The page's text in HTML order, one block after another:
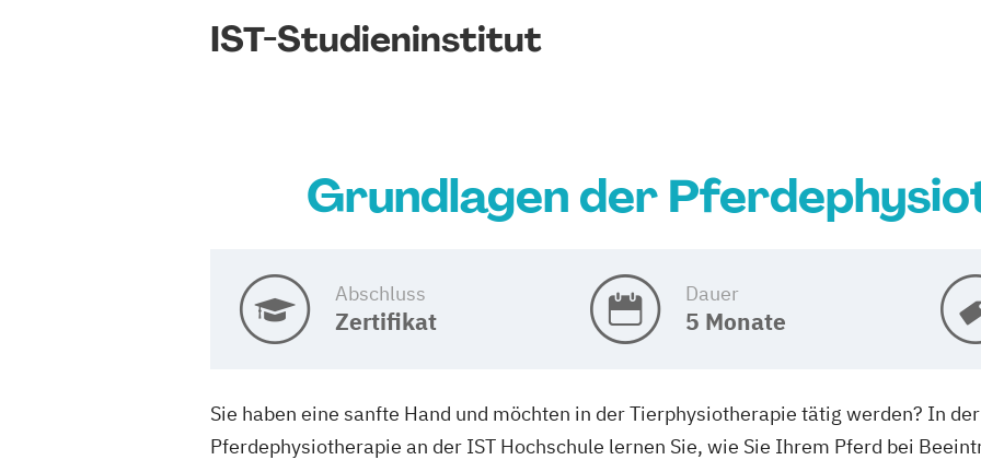
IST-Studieninstitut
Grundlagen der
Abschluss
Zertifikat
Dauer
5 Monate
Sie haben eine sanfte Hand und möchten in der Tierphysiotherapie tätig werden? In
Pferdephysiotherapie an der IST Hochschule lernen Sie, wie Sie Ihrem Pferd bei